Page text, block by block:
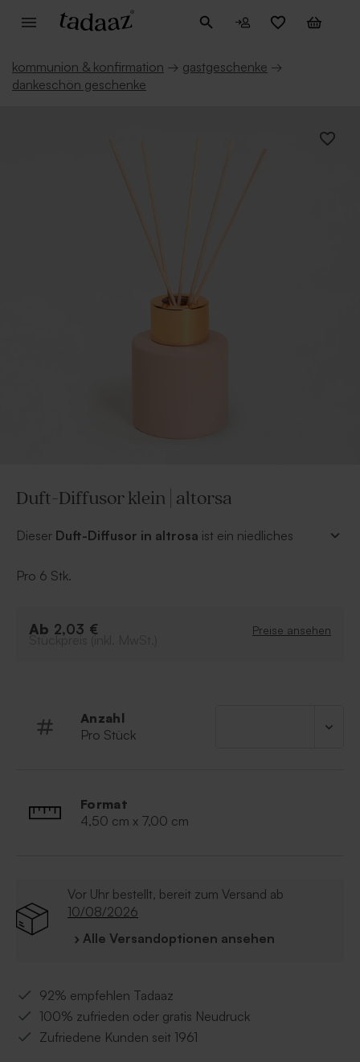
kommunion & konfirmation → gastgeschenke →
dankeschön geschenke
Duft-Diffusor klein | altorsa
Dieser Duft-Diffusor in altrosa ist ein niedliches
Mädels. Personalisiert mit einem niedlichen Aufkleber
Parfüm und Aufkleber sind separat erhältlich.
Pro 6 Stk.
Ab 2,03 € Preise ansehen
Anzahl
Pro Stück
Format
4,50 cm x 7,00 cm
Vor Uhr bestellt, bereit zum Versand ab
10/08/2026
› Alle Versandoptionen ansehen
92% empfehlen Tadaaz
100% zufrieden oder gratis Neudruck
Zufriedene Kunden seit 1961